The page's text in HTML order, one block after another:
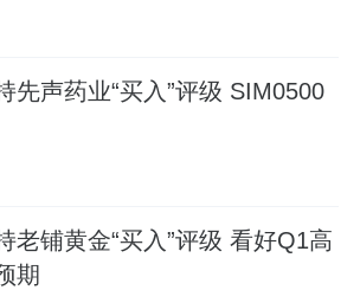
先声药业“买入”评级 SIM0500
老铺黄金“买入”评级 看好Q1高
期